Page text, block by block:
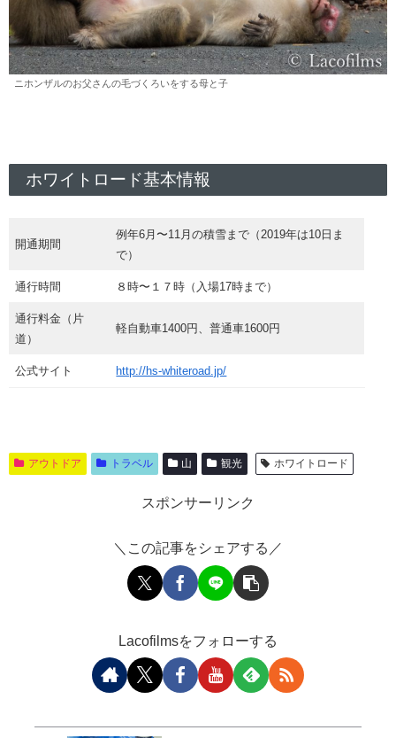
ニホンザルのお父さんの毛づくろいをする母と子
ホワイトロード基本情報
開通期間
例年6月〜11月の積雪まで（2019年は10日ま
で）
通行時間 ８時〜１７時（入場17時まで）
通行料金（片
道）
軽自動車1400円、普通車1600円
公式サイト http://hs-whiteroad.jp/
アウトドア トラベル 山 観光 ホワイトロード
スポンサーリンク
＼この記事をシェアする／
Lacofilmsをフォローする